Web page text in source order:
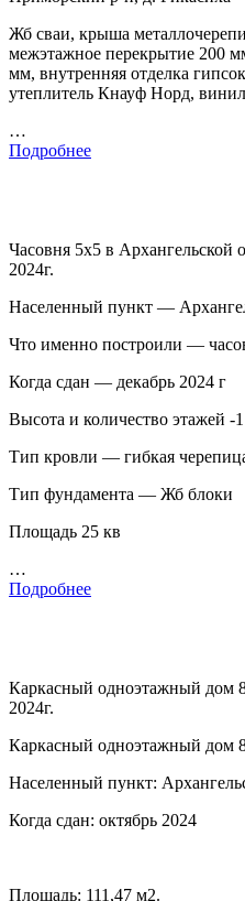
Жб сваи, крыша
межэтажное перекрытие 200
мм, внутренняя отделка
утеплитель Кнауф Норд,
…
Подробнее
Часовня 5х5 в Архангельской
2024г.
Населенный пункт —
Что именно построили —
Когда сдан — декабрь 2024 г
Высота и количество этажей -
Тип кровли — гибкая
Тип фундамента — Жб блоки
Площадь 25 кв
…
Подробнее
Каркасный одноэтажный дом
2024г.
Каркасный одноэтажный дом
Населенный пункт:
Когда сдан: октябрь 2024
Площадь: 111,47 м2.